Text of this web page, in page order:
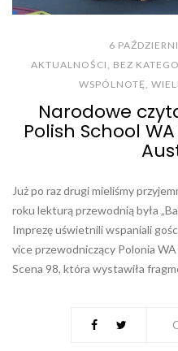
6
AKTUALNOŚCI
BEZ
WSPÓLNOTĘ
Narodowe
Polish School
Już po raz drugi mieliśmy
roku lekturą przewodnią była
Imprezę uświetnili wspaniali
vice przewodniczący Polonia
Scena 98, która wystawiła